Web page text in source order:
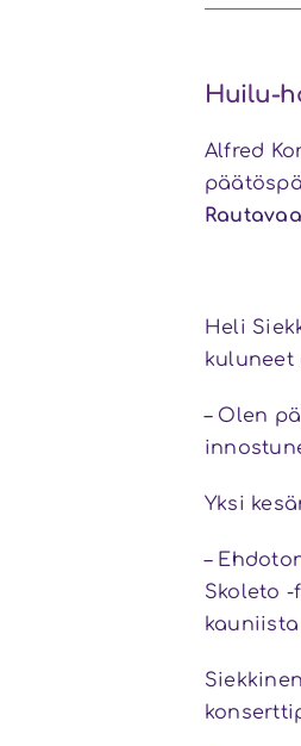
Huilu-
Alfred
Heli
– Olen
Yksi
–
Skoleto